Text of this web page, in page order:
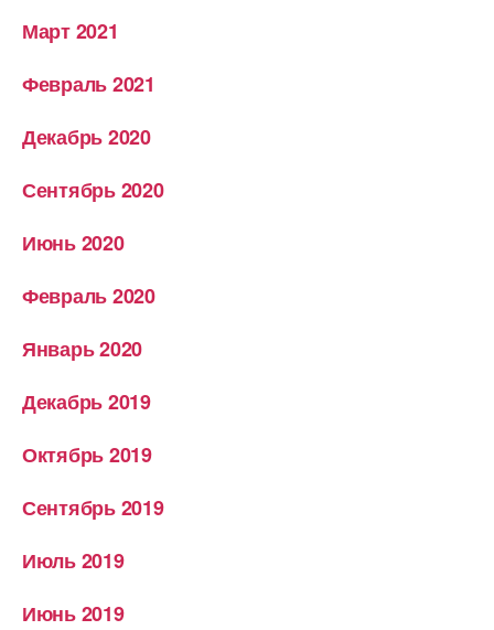
Март 2021
Февраль 2021
Декабрь 2020
Сентябрь 2020
Июнь 2020
Февраль 2020
Январь 2020
Декабрь 2019
Октябрь 2019
Сентябрь 2019
Июль 2019
Июнь 2019